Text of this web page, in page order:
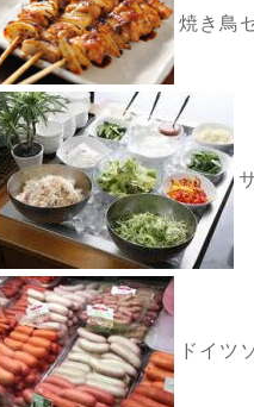
焼き鳥
ドイツ